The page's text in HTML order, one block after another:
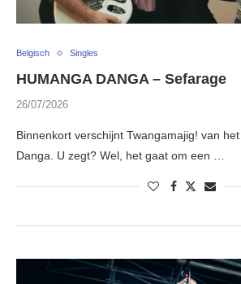
Belgisch Singles
HUMANGA DANGA – Sefarage
26/07/2026
Binnenkort verschijnt Twangamajig! van
Danga. U zegt? Wel, het gaat om een …